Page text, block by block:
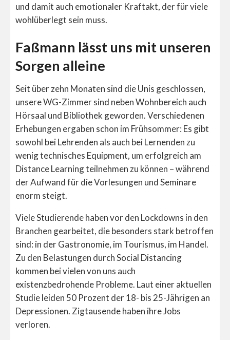
und damit auch emotionaler Kraftakt, der für viele
wohlüberlegt sein muss.
Faßmann lässt uns mit unseren
Sorgen alleine
Seit über zehn Monaten sind die Unis geschlossen,
unsere WG-Zimmer sind neben Wohnbereich auch
Hörsaal und Bibliothek geworden. Verschiedenen
Erhebungen ergaben schon im Frühsommer: Es gibt
sowohl bei Lehrenden als auch bei Lernenden zu
wenig technisches Equipment, um erfolgreich am
Distance Learning teilnehmen zu können – während
der Aufwand für die Vorlesungen und Seminare
enorm steigt.
Viele Studierende haben vor den Lockdowns in den
Branchen gearbeitet, die besonders stark betroffen
sind: in der Gastronomie, im Tourismus, im Handel.
Zu den Belastungen durch Social Distancing
kommen bei vielen von uns auch
existenzbedrohende Probleme. Laut einer aktuellen
Studie leiden 50 Prozent der 18- bis 25-Jährigen an
Depressionen. Zigtausende haben ihre Jobs
verloren.